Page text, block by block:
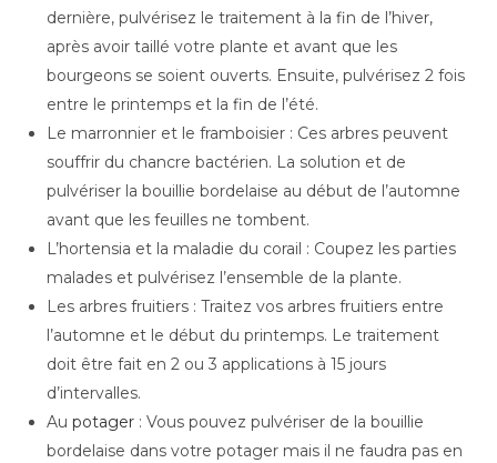
dernière, pulvérisez le traitement à la fin de l’hiver,
après avoir taillé votre plante et avant que les
bourgeons se soient ouverts. Ensuite, pulvérisez 2 fois
entre le printemps et la fin de l’été.
Le marronnier et le framboisier : Ces arbres peuvent
souffrir du chancre bactérien. La solution et de
pulvériser la bouillie bordelaise au début de l’automne
avant que les feuilles ne tombent.
L’hortensia et la maladie du corail : Coupez les parties
malades et pulvérisez l’ensemble de la plante.
Les arbres fruitiers : Traitez vos arbres fruitiers entre
l’automne et le début du printemps. Le traitement
doit être fait en 2 ou 3 applications à 15 jours
d’intervalles.
Aupotager : Vous pouvez pulvériser de la bouillie
bordelaise dans votre potager mais il ne faudra pas en